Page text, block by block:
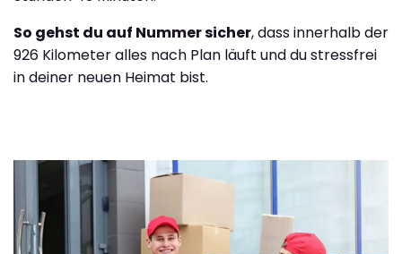
So gehst du auf Nummer sicher, dass innerhalb der
926 Kilometer alles nach Plan läuft und du stressfrei
in deiner neuen Heimat bist.